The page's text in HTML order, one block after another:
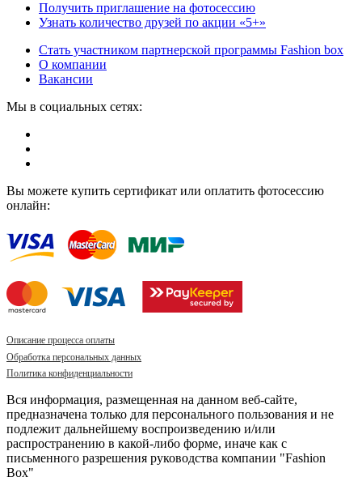
Получить приглашение на фотосессию
Узнать количество друзей по акции «5+»
Стать участником партнерской программы Fashion box
О компании
Вакансии
Мы в социальных сетях:
Вы можете купить сертификат или оплатить фотосессию
онлайн:
Описание процесса оплаты
Обработка персональных данных
Политика конфиденциальности
Вся информация, размещенная на данном веб-сайте,
предназначена только для персонального пользования и не
подлежит дальнейшему воспроизведению и/или
распространению в какой-либо форме, иначе как с
письменного разрешения руководства компании "Fashion
Box"